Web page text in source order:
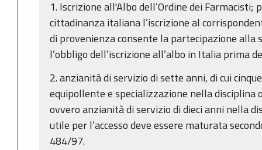
1. Iscrizione all'Albo dell’Ordine dei Farmacisti;
cittadinanza italiana l’iscrizione al
di provenienza consente la partecipazione alla
l’obbligo dell’iscrizione all’albo in Italia prima
2. anzianità di servizio di sette anni, di cui
equipollente e specializzazione nella disciplina
ovvero anzianità di servizio di dieci anni nella
utile per l’accesso deve essere maturata
484/97.